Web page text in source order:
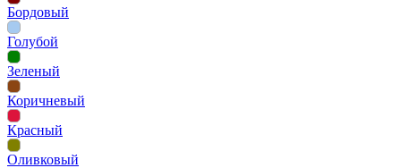
Бордовый
Голубой
Зеленый
Коричневый
Красный
Оливковый